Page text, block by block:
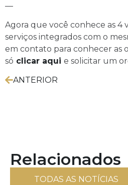
—
Agora que você conhece as 4
serviços integrados com o
em contato para conhecer as
só clicar aqui e solicitar um
ANTERIOR
Relacionados
TODAS AS NOTÍCIAS